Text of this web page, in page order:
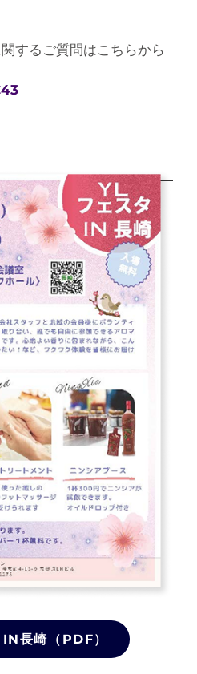
するご質問はこちらから
長崎（PDF）